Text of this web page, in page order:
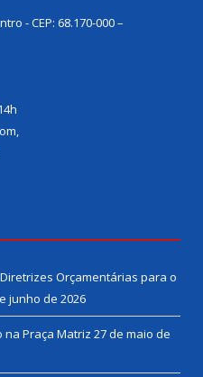
- CEP: 68.170-000 –
Orçamentárias para o
junho de 2026
Praça Matriz 27 de maio de